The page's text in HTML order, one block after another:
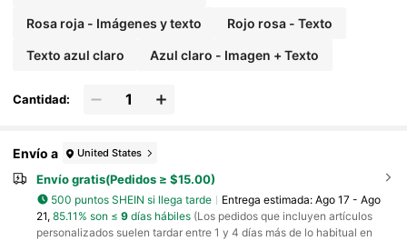
Rosa roja - Imágenes y texto Rojo rosa - Texto
Texto azul claro Azul claro - Imagen + Texto
Cantidad:
Envío a United States
Envío gratis(Pedidos ≥ $15.00)
500 puntos SHEIN si llega tarde Entrega estimada: Ago 17 - Ago
21, 85.11% son ≤ 9días hábiles(Los pedidos que incluyen artículos
personalizados suelen tardar entre 1 y 4 días más de lo habitual en